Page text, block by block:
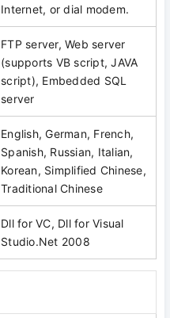
Internet, or dial modem.
FTP server, Web server
(supports VB script, JAVA
script), Embedded SQL
server
English, German, French,
Spanish, Russian, Italian,
Korean, Simplified Chinese,
Traditional Chinese
Dll for VC, Dll for Visual
Studio.Net 2008